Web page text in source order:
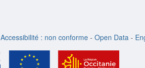
Accessibilité : non conforme - Open Data -